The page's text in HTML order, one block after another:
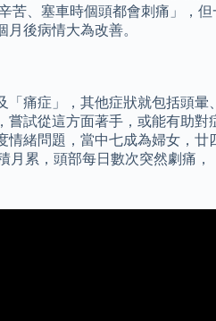
、塞車時個頭都會刺痛」，
後病情大為改善。
痛症」，其他症狀就包括頭
試從這方面著手，或能有助
緒問題，當中七成為婦女，
累，頭部每日數次突然劇痛